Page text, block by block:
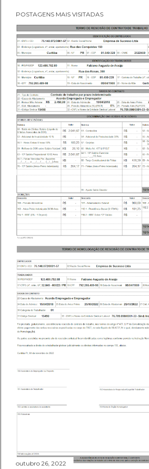
POSTAGENS MAIS VISITADAS
outubro 26, 2022